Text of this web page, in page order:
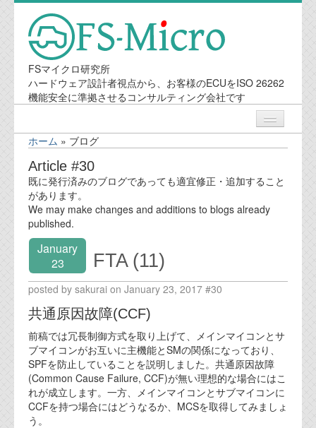
FSマイクロ研究所
ハードウェア設計者視点から、お客様のECUをISO 26262
機能安全に準拠させるコンサルティング会社です
ニュース
業務内容
会社案内
オフィス
実績
ブログ
ホーム » ブログ
Article #30
既に発行済みのブログであっても適宜修正・追加すること
があります。
We may make changes and additions to blogs already
published.
January
23
FTA (11)
posted by sakurai on January 23, 2017 #30
共通原因故障(CCF)
前稿では冗長制御方式を取り上げて、メインマイコンとサ
ブマイコンがお互いに主機能とSMの関係になっており、
SPFを防止していることを説明しました。共通原因故障
(Common Cause Failure, CCF)が無い理想的な場合にはこ
れが成立します。一方、メインマイコンとサブマイコンに
CCFを持つ場合にはどうなるか、MCSを取得してみましょ
う。